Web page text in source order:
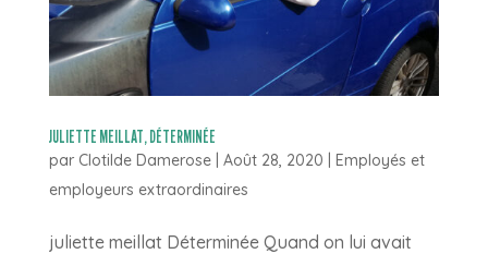
JULIETTE MEILLAT, DÉTERMINÉE
par Clotilde Damerose| Août 28, 2020
Employés et
employeurs extraordinaires
juliette meillat Déterminée Quand on lui avait